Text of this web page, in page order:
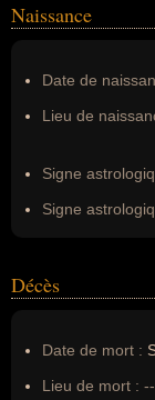
Nom de famille
Naissance
Date de
Lieu de
Signe
Signe
Décès
Date de mort :
Lieu de mort : --